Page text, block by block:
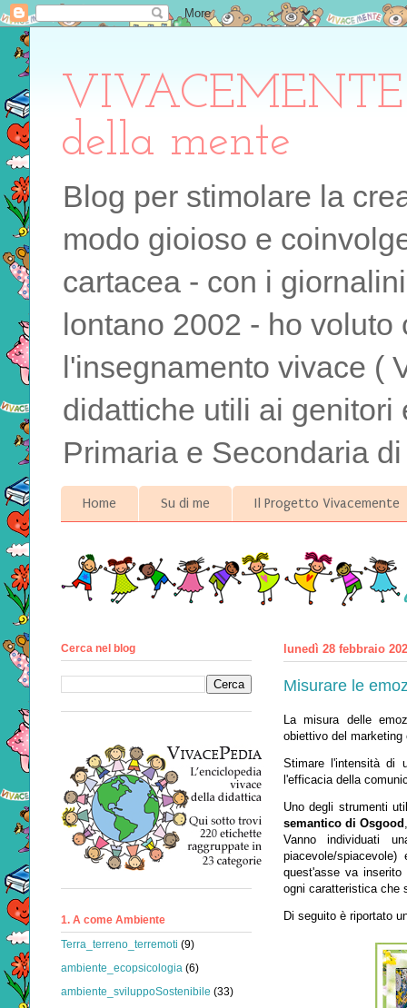
della mente
Blog per stimolare la
modo gioioso e
cartacea - con i
lontano 2002 - ho
l'insegnamento vivace (
didattiche utili ai
Primaria e Secondaria
Home Su di me Il Progetto Vivacemente
lunedì 28 febbraio
Misurare le
La misura delle
obiettivo del
Stimare l'intensità di
l'efficacia della
Uno degli strumenti
semantico di Osgood
Vanno individuati
piacevole/
quest'asse va
ogni caratteristica che
Di seguito è riportato
Cerca nel blog
1. A come Ambiente
Terra_terreno_terremoti (9)
ambiente_ecopsicologia (6)
ambiente_sviluppoSostenibile (33)